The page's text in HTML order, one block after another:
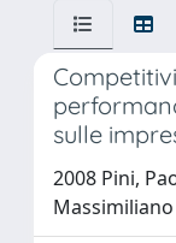
sulle
2008 Pini,
Massimiliano